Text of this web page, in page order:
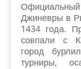
Официальный
Джиневры в
1434 года.
совпали с
город
турниры,